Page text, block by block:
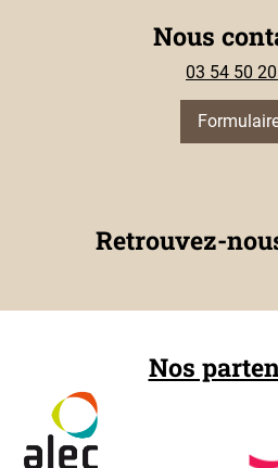
Nous
03 54 50
Retrouvez-
Nos